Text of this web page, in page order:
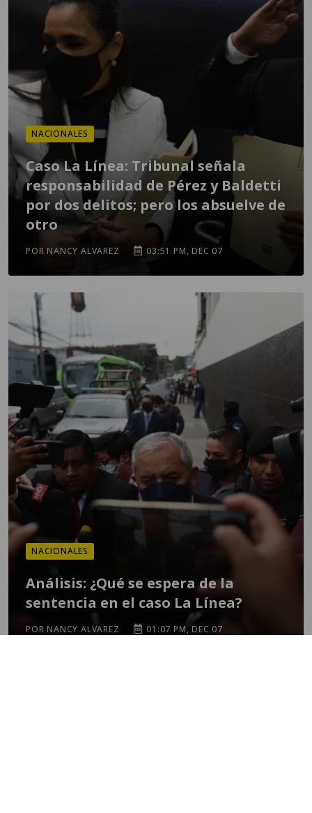
NACIONALES
Caso La Línea: Tribunal señala
responsabilidad de Pérez y Baldetti
por dos delitos; pero los absuelve de
otro
POR NANCY ALVAREZ 03:51 PM, DEC 07
NACIONALES
Análisis: ¿Qué se espera de la
sentencia en el caso La Línea?
POR NANCY ALVAREZ 01:07 PM, DEC 07